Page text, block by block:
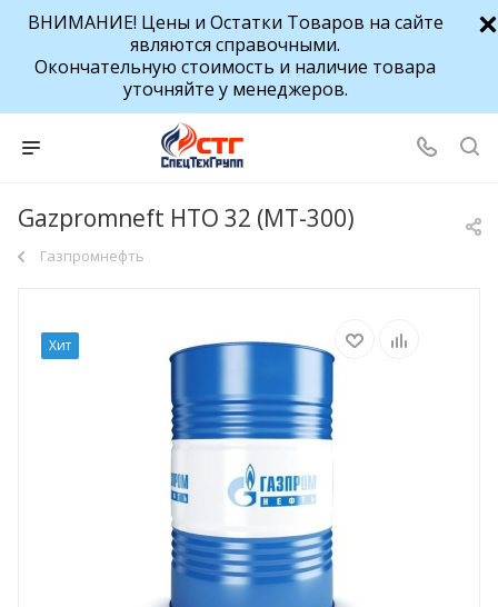
ВНИМАНИЕ! Цены и Остатки Товаров на сайте
являются справочными.
Окончательную стоимость и наличие товара
уточняйте у менеджеров.
Gazpromneft HTO 32 (МТ-300)
Газпромнефть
Хит